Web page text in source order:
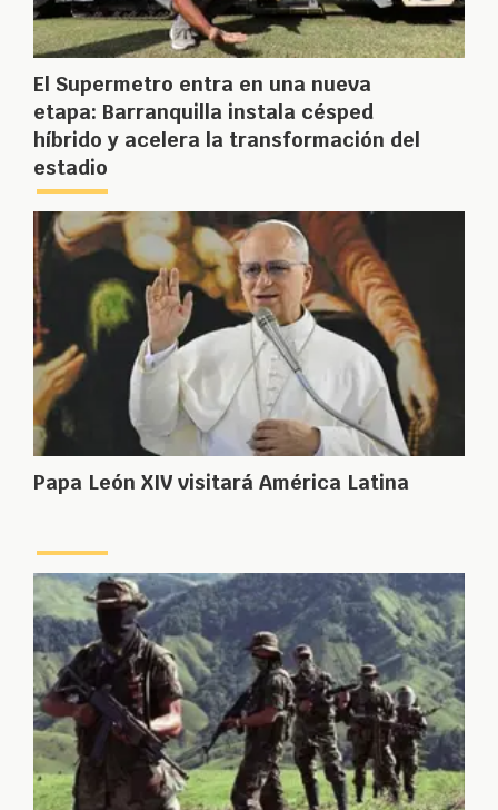
El Supermetro entra en una nueva
etapa: Barranquilla instala césped
híbrido y acelera la transformación del
estadio
Papa León XIV visitará América Latina